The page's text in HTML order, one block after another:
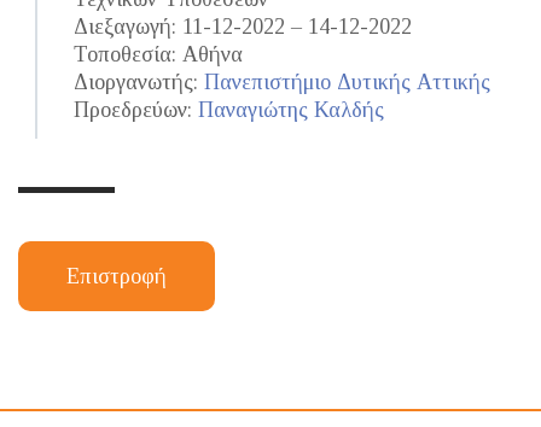
Διεξαγωγή: 11-12-2022 – 14-12-2022
Τοποθεσία: Αθήνα
Διοργανωτής: Πανεπιστήμιο Δυτικής Αττικής
Προεδρεύων: Παναγιώτης Καλδής
Επιστροφή